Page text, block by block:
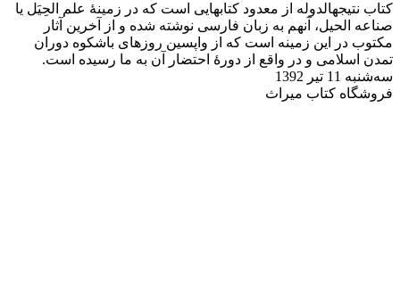
کتاب نتیجهالدوله از معدود کتابهایی است که در زمینۀ علم الحِیَل یا
صناعه الحیل، آنهم به زبان فارسی نوشته شده و از آخرین آثار
مکتوب در این زمینه است که از واپسین روزهای باشکوه دوران
تمدن اسلامی و در واقع از دورۀ احتضار آن به ما رسیده است.
سه‌شنبه 11 تیر 1392
فروشگاه کتاب میراث